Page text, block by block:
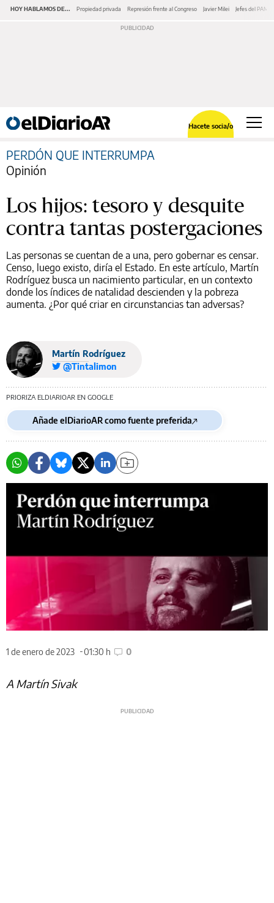
HOY HABLAMOS DE... Propiedad privada Represión frente al Congreso Javier Milei Jefes del PAMI
Hacete socia/o
PERDÓN QUE INTERRUMPA
Opinión
Los hijos: tesoro y desquite
contra tantas postergaciones
Las personas se cuentan de a una, pero gobernar es censar.
Censo, luego existo, diría el Estado. En este artículo, Martín
Rodríguez busca un nacimiento particular, en un contexto
donde los índices de natalidad descienden y la pobreza
aumenta. ¿Por qué criar en circunstancias tan adversas?
Martín Rodríguez
@Tintalimon
PRIORIZA ELDIARIOAR EN GOOGLE
Añade elDiarioAR como fuente preferida
1 de enero de 2023 01:30 h 0
A Martín Sivak